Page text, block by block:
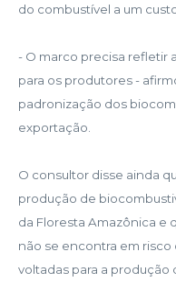
do combustível a um
- O marco precisa refletir
para os produtores -
padronização dos
exportação.
O consultor disse ainda
produção de
da Floresta Amazônica e
não se encontra em risco
voltadas para a produção